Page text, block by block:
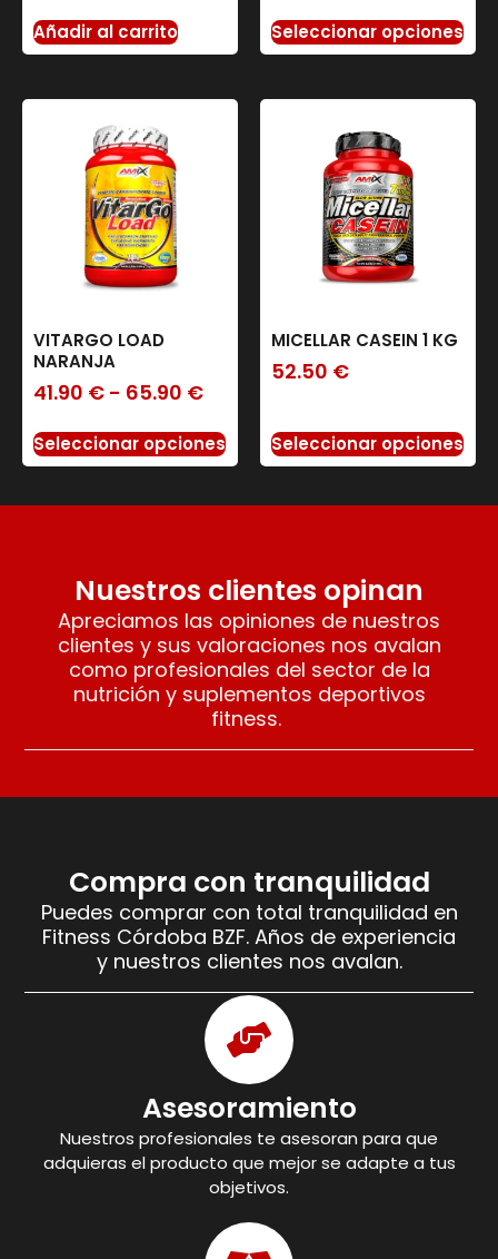
Añadir al carrito Seleccionar opciones
VITARGO LOAD
NARANJA
41.90 € - 65.90 €
Seleccionar opciones
MICELLAR CASEIN 1 KG
52.50 €
Seleccionar opciones
Nuestros clientes opinan
Apreciamos las opiniones de nuestros
clientes y sus valoraciones nos avalan
como profesionales del sector de la
nutrición y suplementos deportivos
fitness.
Compra con tranquilidad
Puedes comprar con total tranquilidad en
Fitness Córdoba BZF. Años de experiencia
y nuestros clientes nos avalan.
Asesoramiento
Nuestros profesionales te asesoran para que
adquieras el producto que mejor se adapte a tus
objetivos.